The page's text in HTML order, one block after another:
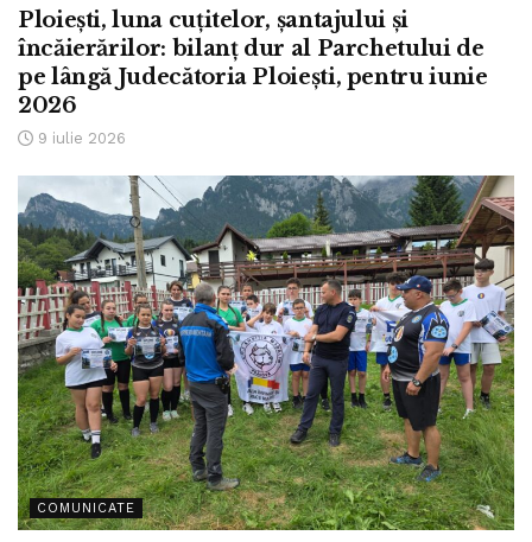
Ploiești, luna cuțitelor, șantajului și
încăierărilor: bilanț dur al Parchetului de
pe lângă Judecătoria Ploiești, pentru iunie
2026
9 iulie 2026
COMUNICATE